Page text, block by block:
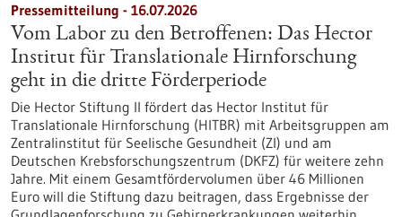
Pressemitteilung - 16.07.2026
Vom Labor zu den Betroffenen: Das Hector
Institut für Translationale Hirnforschung
geht in die dritte Förderperiode
Die Hector Stiftung II fördert das Hector Institut für
Translationale Hirnforschung (HITBR) mit Arbeitsgruppen am
Zentralinstitut für Seelische Gesundheit (ZI) und am
Deutschen Krebsforschungszentrum (DKFZ) für weitere zehn
Jahre. Mit einem Gesamtfördervolumen über 46 Millionen
Euro will die Stiftung dazu beitragen, dass Ergebnisse der